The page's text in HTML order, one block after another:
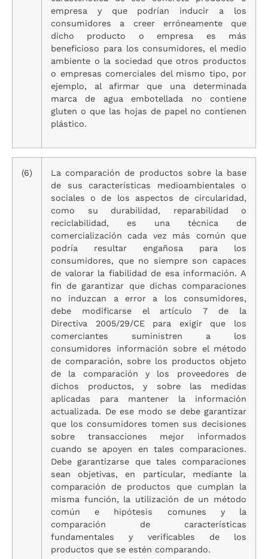
empresa y que podrían inducir a los
consumidores a creer erróneamente que
dicho producto o empresa es más
beneficioso para los consumidores, el medio
ambiente o la sociedad que otros productos
o empresas comerciales del mismo tipo, por
ejemplo, al afirmar que una determinada
marca de agua embotellada no contiene
gluten o que las hojas de papel no contienen
plástico.
(6)
La comparación de productos sobre la base
de sus características medioambientales o
sociales o de los aspectos de circularidad,
como su durabilidad, reparabilidad o
reciclabilidad, es una técnica de
comercialización cada vez más común que
podría resultar engañosa para los
consumidores, que no siempre son capaces
de valorar la fiabilidad de esa información. A
fin de garantizar que dichas comparaciones
no induzcan a error a los consumidores,
debe modificarse el artículo 7 de la
Directiva 2005/29/CE para exigir que los
comerciantes suministren a los
consumidores información sobre el método
de comparación, sobre los productos objeto
de la comparación y los proveedores de
dichos productos, y sobre las medidas
aplicadas para mantener la información
actualizada. De ese modo se debe garantizar
que los consumidores tomen sus decisiones
sobre transacciones mejor informados
cuando se apoyen en tales comparaciones.
Debe garantizarse que tales comparaciones
sean objetivas, en particular, mediante la
comparación de productos que cumplan la
misma función, la utilización de un método
común e hipótesis comunes y la
comparación de características
fundamentales y verificables de los
productos que se estén comparando.